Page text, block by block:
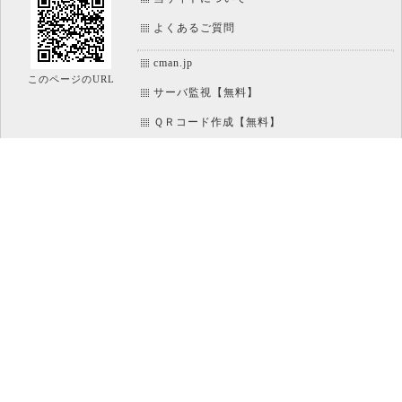
このページのURL
よくあるご質問
cman.jp
サーバ監視【無料】
ＱＲコード作成【無料】